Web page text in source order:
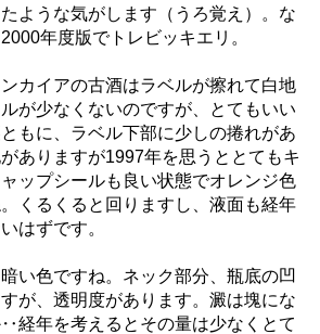
ような気がします（うろ覚え）。な
年度版でトレビッキエリ。
カイアの古酒はラベルが擦れて白地
が少なくないのですが、とてもいい
もに、ラベル下部に少しの捲れがあ
ありますが1997年を思うととてもキ
ップシールも良い状態でオレンジ色
くるくると回りますし、液面も経年
はずです。
い色ですね。ネック部分、瓶底の凹
が、透明度があります。澱は塊にな
経年を考えるとその量は少なくとて